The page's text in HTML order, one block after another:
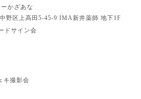
かざあな
野区上高田 5-45-9 IMA新井薬師 地下1F
ドサイン会
キ撮影会